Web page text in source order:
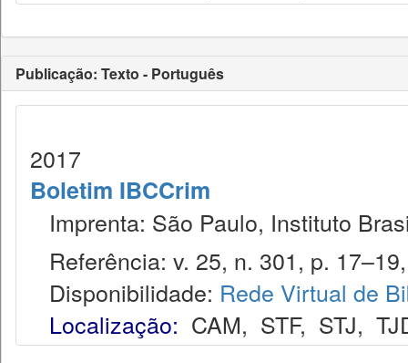
Publicação: Texto - Português
2017
Boletim IBCCrim
Imprenta: São Paulo, Instituto
Referência: v. 25, n. 301, p.
Disponibilidade: Rede Virtual de
Localização: CAM, STF, STJ,